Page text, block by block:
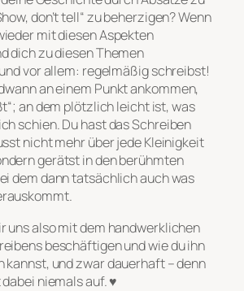
don’t tell“ zu beherzigen? Wenn
mit diesen Aspekten
dich zu diesen Themen
vor allem: regelmäßig schreibst!
an einem Punkt ankommen,
an dem plötzlich leicht ist, was
schien. Du hast das Schreiben
nicht mehr über jede Kleinigkeit
gerätst in den berühmten
dem dann tatsächlich auch was
uns also mit dem handwerklichen
beschäftigen und wie du ihn
kannst, und zwar dauerhaft – denn
niemals auf. ♥